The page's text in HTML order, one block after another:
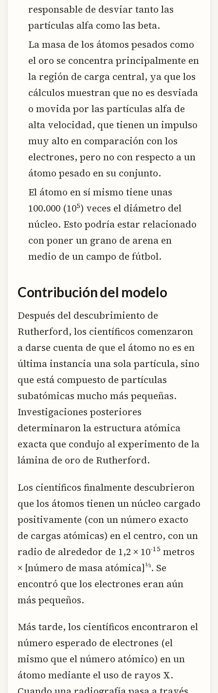
responsable de desviar tanto las
partículas alfa como las beta.
La masa de los átomos pesados como
el oro se concentra principalmente en
la región de carga central, ya que los
cálculos muestran que no es desviada
o movida por las partículas alfa de
alta velocidad, que tienen un impulso
muy alto en comparación con los
electrones, pero no con respecto a un
átomo pesado en su conjunto.
El átomo en sí mismo tiene unas
100.000 (105) veces el diámetro del
núcleo. Esto podría estar relacionado
con poner un grano de arena en
medio de un campo de fútbol.
Contribución del modelo
Después del descubrimiento de
Rutherford, los científicos comenzaron
a darse cuenta de que el átomo no es en
última instancia una sola partícula, sino
que está compuesto de partículas
subatómicas mucho más pequeñas.
Investigaciones posteriores
determinaron la estructura atómica
exacta que condujo al experimento de la
lámina de oro de Rutherford.
Los científicos finalmente descubrieron
que los átomos tienen un núcleo cargado
positivamente (con un número exacto
de cargas atómicas) en el centro, con un
radio de alrededor de 1,2 × 10-15 metros
× [número de masa atómica]1⁄3. Se
encontró que los electrones eran aún
más pequeños.
Más tarde, los científicos encontraron el
número esperado de electrones (el
mismo que el número atómico) en un
átomo mediante el uso de rayos X.